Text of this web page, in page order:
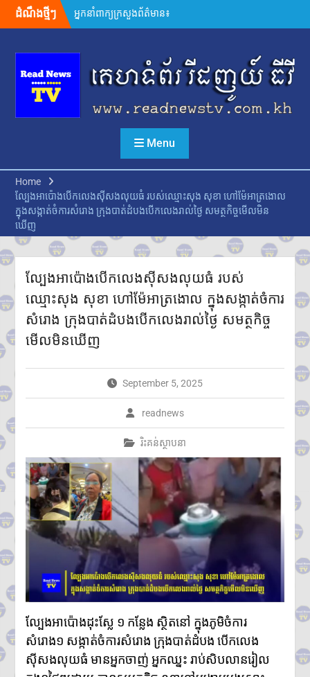
ដំណឹងថ្មីៗ
អ្នកនាំពាក្យក្រសួងព័ត៌មាន៖
គេហទំព័រមន្ទីរព័ត៌មានរាជធានី-ខេត្ត
ដ៏សំខាន់
សម្តេចមហាបវរធិបតី ហ៊ុន
ម៉ាណែត ដាក់ចេញដំណោះស្រាយ
៨ចំណុច ពន្លឿនបញ្ហាជាប់គាំងនៃ
ការចេញបណ្ណសម្គាល់កម្មសិទ្ធិដីធ្លី
រដ្ឋមន្រ្តីក្រសួងមហាផ្ទៃ អំពាវនាវ
អង្គការ សមាគម ដៃគូអភិវឌ្ឍន៍ បន្ត
ចូលរួមលើកកម្ពស់អភិវឌ្ឍន៍ជាតិ
ឯកឧត្តម ស៊ុន ចាន់ថុល បញ្ជាក់ថា
អត្រាពន្ធថ្មីចំនួន ១០% ដែល
សហរដ្ឋអាមេរិកដាក់លើកម្ពុជា
មិនមែនយកទៅបូកបន្ថែមលើអត្រា
លោក ហ្សេលេនស្គី អះអាងថា រុស្ស៊ី
គ្រោងនាំទាហានកូរ៉េខាងជើង
៣០,០០០នាក់បន្ថែម មកចូលរួម
ក្នុងរយៈពេល១ឆ្នាំ សំណុំរឿងឆបោក
តាមប្រព័ន្ធច្ចេកវិទ្យា២៦៨ករណីត្រូវ
បញ្ជូនទៅតុលាការ និងពាក់ព័ន្ធមុខ
សញ្ញាសង្ស័យជិត ៣ពាន់នាក់
ការចងចាំអំពីការចាប់ផ្តើមជម្លោះ
ប្រដាប់អាវុធ និងការប្តេជ្ញាចិត្តរក្សា
កម្ពុជា និង FBI ប្តេជ្ញាបន្តពង្រឹង
កិច្ចសហប្រតិបត្តិការសន្តិសុខ
ក្រសួងអប់រំ យុវជន និងកីឡា
ប្រកាសព័ត៌មានពីការប្រឡង
សញ្ញាបត្រមធ្យមសិក្សាទុតិយភូមិ
សម័យប្រឡង៖១០ សីហ ២០២៦
មានបេក្ខជនចុះឈ្មោះប្រឡង
សរុប១៥១,២៣៨នាក់
ស្រី៨៤,៧៣៥នាក់
ក្រុមអ្នកសង្កេតការណ៍អាស៊ាន ចុះ
ពិនិត្យស្ថានភាពជាក់ស្តែងនៅតាម
ព្រំដែនកម្ពុជា-ថៃ ក្នុងខេត្តបន្ទាយ
មានជ័យ
ហ៊ុនម៉ាណែត អញ្ជើញប្រគល់ផ្ទះថ្មី
៣ខ្នង ជូនក្រុមគ្រួសារវីរកងទ័ពពលី
នៅខេត្តកណ្តាល
ក្រសួងបរិស្ថាន ស្នើឱ្យរដ្ឋបាល
Menu
Home
ល្បែងអាប៉ោងបើកលេងស៊ីសងលុយធំ របស់ឈ្មោះសុង សុខា ហៅម៉ែអាត្រងោល
ក្នុងសង្កាត់ចំការសំរោង ក្រុងបាត់ដំបងបើកលេងរាល់ថ្ងៃ សមត្ថកិច្ចមើលមិន
ឃើញ
ល្បែងអាប៉ោងបើកលេងស៊ីសងលុយធំ របស់
ឈ្មោះសុង សុខា ហៅម៉ែអាត្រងោល ក្នុងសង្កាត់ចំការ
សំរោង ក្រុងបាត់ដំបងបើកលេងរាល់ថ្ងៃ សមត្ថកិច្ច
មើលមិនឃើញ
September 5, 2025
readnews
រិះគន់ស្ថាបនា
ល្បែងអាប៉ោងដុះស្លែ ១ កន្លែង ស្ថិតនៅ ក្នុងភូមិចំការ
សំរោង១ សង្កាត់ចំការសំរោង ក្រុងបាត់ដំបង បើកលេង
ស៊ីសងលុយធំ មានអ្នកចាញ់ អ្នកឈ្នះ រាប់សិបលានរៀល